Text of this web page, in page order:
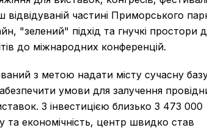
частині Приморського
"зелений" підхід та гнучкі простори
до міжнародних конференцій.
з метою надати місту сучасну
умови для залучення
З інвестицією близько 3 473 000
та економічність, центр швидко став